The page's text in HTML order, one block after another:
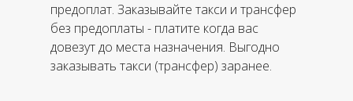
предоплат. Заказывайте такси и трансфер
без предоплаты - платите когда вас
довезут до места назначения. Выгодно
заказывать такси (трансфер) заранее.